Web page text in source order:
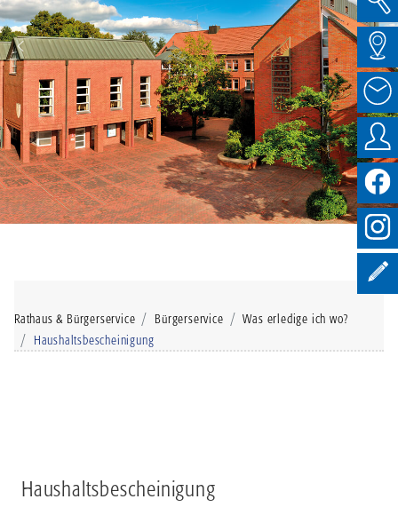
Rathaus & Bürgerservice Bürgerservice
Was erledige ich wo?
Haushaltsbescheinigung
Haushaltsbescheinigung